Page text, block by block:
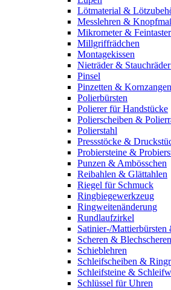
Lötmaterial &
Messlehren &
Mikrometer & Feintaster
Millgriffrädchen
Montagekissen
Nieträder &
Pinsel
Pinzetten & Kornzangen
Polierbürsten
Polierer für Handstücke
Polierscheiben &
Polierstahl
Pressstöcke &
Probiersteine &
Punzen & Ambösschen
Reibahlen & Glättahlen
Riegel für Schmuck
Ringbiegewerkzeug
Ringweitenänderung
Rundlaufzirkel
Satinier-/Mattierbürsten
Scheren & Blechscheren
Schieblehren
Schleifscheiben &
Schleifsteine &
Schlüssel für Uhren